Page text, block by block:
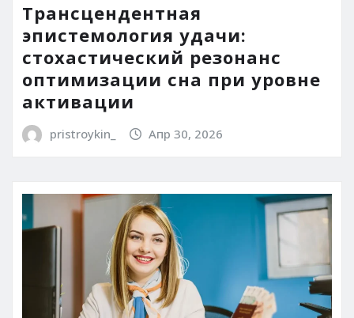
Трансцендентная
эпистемология удачи:
стохастический резонанс
оптимизации сна при уровне
активации
pristroykin_ Апр 30, 2026